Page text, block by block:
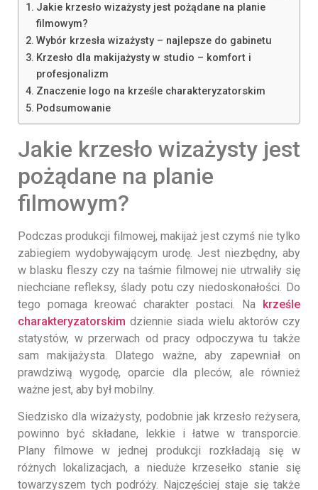
Jakie krzesło wizażysty jest pożądane na planie
filmowym?
Wybór krzesła wizażysty – najlepsze do gabinetu
Krzesło dla makijażysty w studio – komfort i
profesjonalizm
Znaczenie logo na krześle charakteryzatorskim
Podsumowanie
Jakie krzesło wizażysty jest
pożądane na planie
filmowym?
Podczas produkcji filmowej, makijaż jest czymś nie tylko
zabiegiem wydobywającym urodę. Jest niezbędny, aby
w blasku fleszy czy na taśmie filmowej nie utrwaliły się
niechciane refleksy, ślady potu czy niedoskonałości. Do
tego pomaga kreować charakter postaci. Na krześle
charakteryzatorskim dziennie siada wielu aktorów czy
statystów, w przerwach od pracy odpoczywa tu także
sam makijażysta. Dlatego ważne, aby zapewniał on
prawdziwą wygodę, oparcie dla pleców, ale również
ważne jest, aby był mobilny.
Siedzisko dla wizażysty, podobnie jak krzesło reżysera,
powinno być składane, lekkie i łatwe w transporcie.
Plany filmowe w jednej produkcji rozkładają się w
różnych lokalizacjach, a nieduże krzesełko stanie się
towarzyszem tych podróży. Najczęściej staje się także